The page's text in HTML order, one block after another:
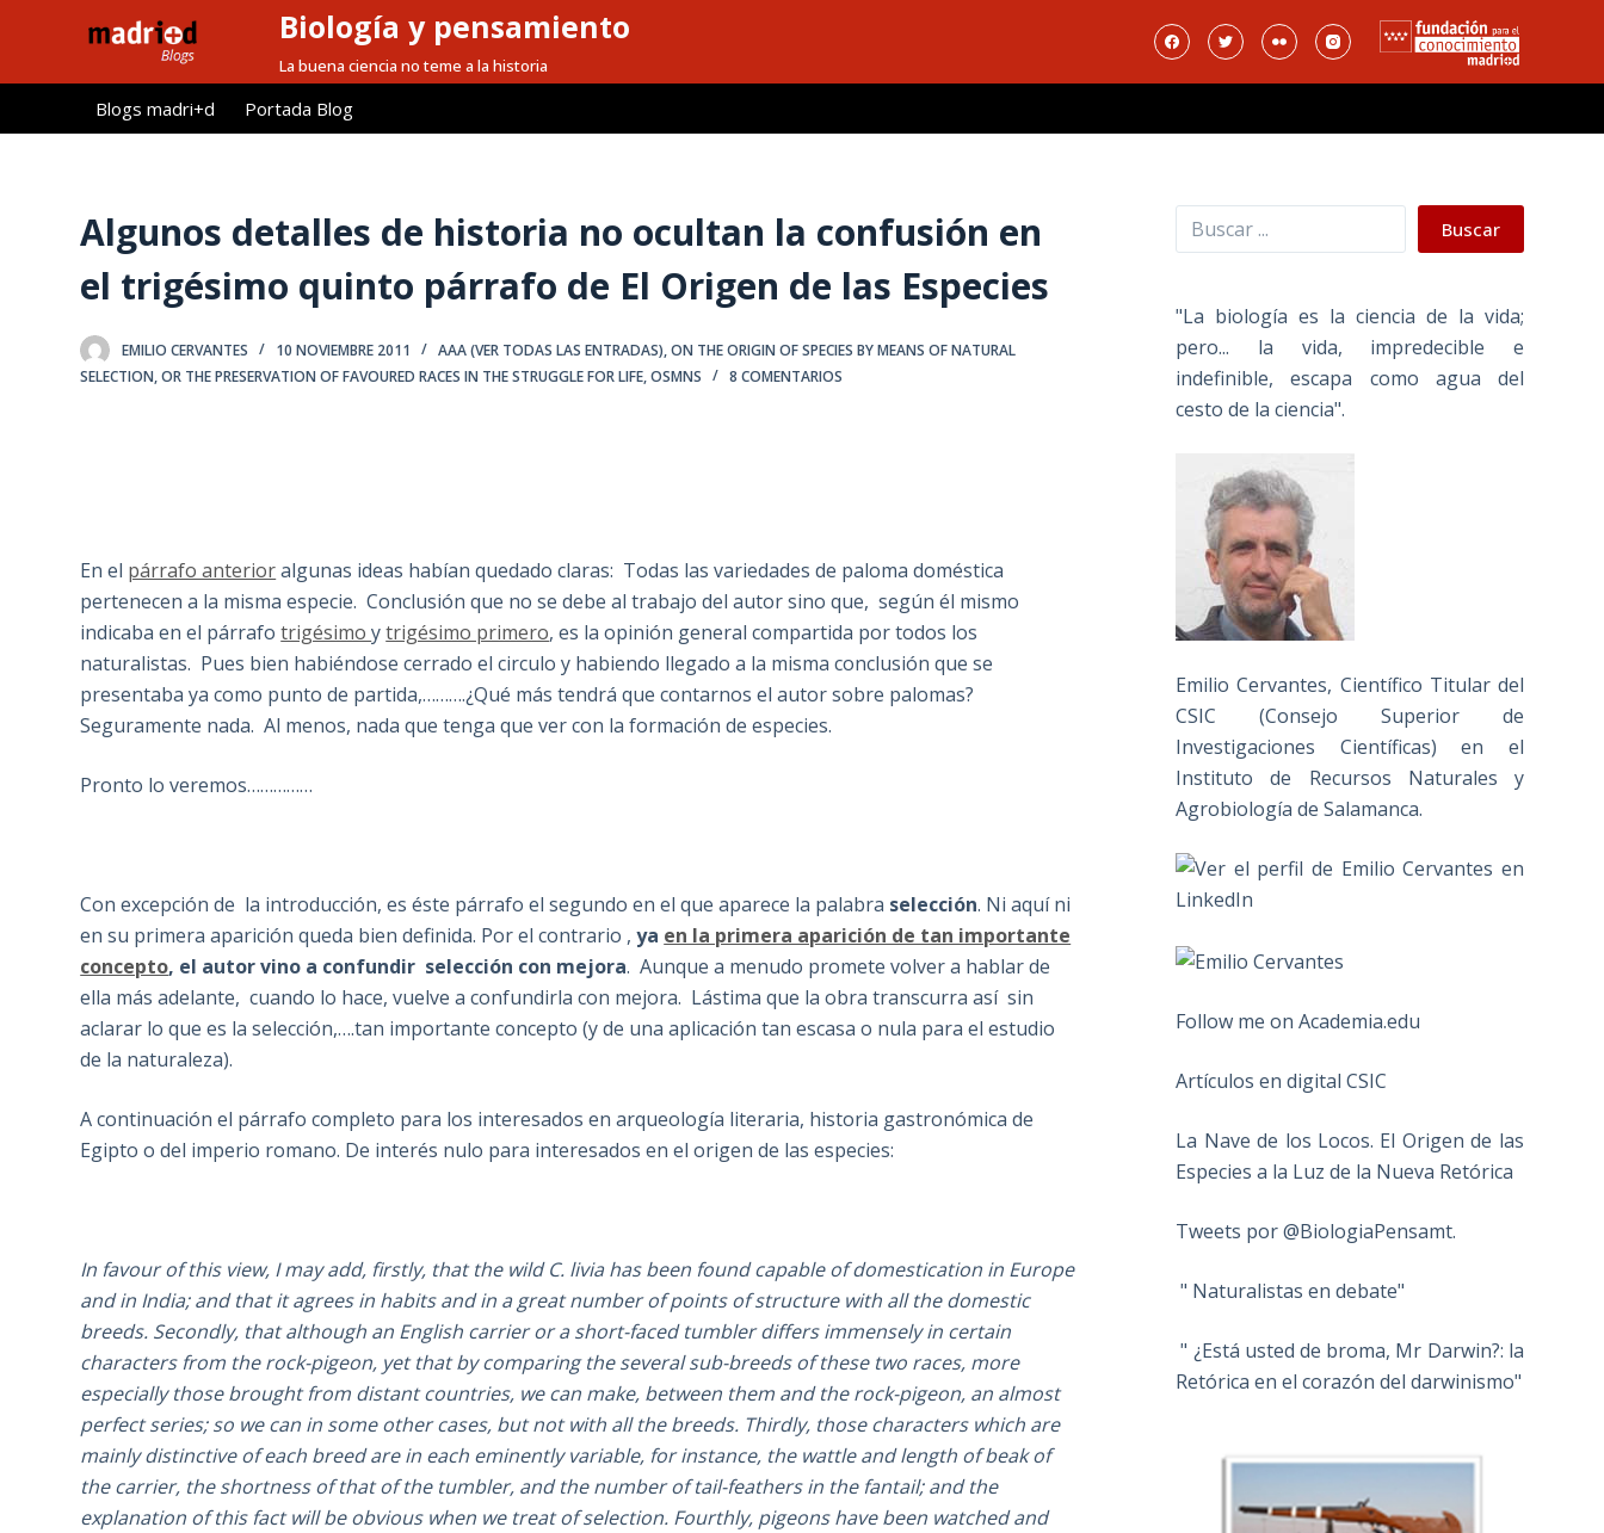
l
Biología y pensamiento
La buena ciencia no teme a la historia
Blogs madri+d Portada Blog
Algunos detalles de historia no ocultan la confusión en
el trigésimo quinto párrafo de El Origen de las Especies
EMILIO CERVANTES 10 NOVIEMBRE 2011 AAA (VER TODAS LAS ENTRADAS),ON THE ORIGIN OF SPECIES BY MEANS OF NATURAL
SELECTION,OR THE PRESERVATION OF FAVOURED RACES IN THE STRUGGLE FOR LIFE,OSMNS 8 COMENTARIOS
En el párrafo anterioralgunas ideas habían quedado claras: Todas las variedades de paloma doméstica
pertenecen a la misma especie. Conclusión que no se debe al trabajo del autor sino que, según él mismo
indicaba en el párrafotrigésimoytrigésimo primero, es la opinión general compartida por todos los
naturalistas. Pues bien habiéndose cerrado el circulo y habiendo llegado a la misma conclusión que se
presentaba ya como punto de partida,……….¿Qué más tendrá que contarnos el autor sobre palomas?
Seguramente nada. Al menos, nada que tenga que ver con la formación de especies.
Pronto lo veremos……………
Con excepción de la introducción, es éste párrafo el segundo en el que aparece la palabra selección. Ni aquí ni
en su primera aparición queda bien definida. Por el contrario , ya en la primera aparición de tan importante
concepto, el autor vino a confundir selección con mejora. Aunque a menudo promete volver a hablar de
ella más adelante, cuando lo hace, vuelve a confundirla con mejora. Lástima que la obra transcurra así sin
aclarar lo que es la selección,….tan importante concepto (y de una aplicación tan escasa o nula para el estudio
de la naturaleza).
A continuación el párrafo completo para los interesados en arqueología literaria, historia gastronómica de
Egipto o del imperio romano. De interés nulo para interesados en el origen de las especies:
In favour of this view, I may add, firstly, that the wild C. livia has been found capable of domestication in Europe
and in India; and that it agrees in habits and in a great number of points of structure with all the domestic
breeds. Secondly, that although an English carrier or a short-faced tumbler differs immensely in certain
characters from the rock-pigeon, yet that by comparing the several sub-breeds of these two races, more
especially those brought from distant countries, we can make, between them and the rock-pigeon, an almost
perfect series; so we can in some other cases, but not with all the breeds. Thirdly, those characters which are
mainly distinctive of each breed are in each eminently variable, for instance, the wattle and length of beak of
the carrier, the shortness of that of the tumbler, and the number of tail-feathers in the fantail; and the
explanation of this fact will be obvious when we treat of selection. Fourthly, pigeons have been watched and
Buscar Buscar
"La biología es la ciencia de la vida;
pero... la vida, impredecible e
indefinible, escapa como agua del
cesto de la ciencia".
Emilio Cervantes, Científico Titular del
CSIC (Consejo Superior de
Investigaciones Científicas) en el
Instituto de Recursos Naturales y
Agrobiología de Salamanca.
Follow me on Academia.edu
Artículos en digital CSIC
La Nave de los Locos. El Origen de las
Especies a la Luz de la Nueva Retórica
Tweets por @BiologiaPensamt.
" Naturalistas en debate"
" ¿Está usted de broma, Mr Darwin?: la
Retórica en el corazón del darwinismo"